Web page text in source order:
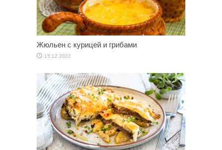
Жюльен с курицей и грибами
15.12.2022